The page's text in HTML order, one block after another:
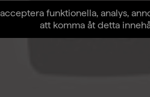
funktionella, analys,
att komma åt detta